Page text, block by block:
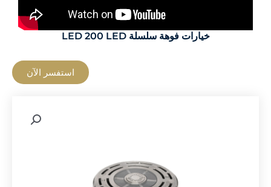
خيارات فوهة سلسلة LED 200 LED
استفسر الآن